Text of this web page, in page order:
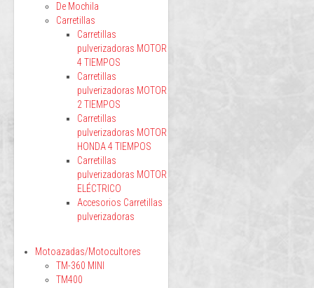
De Mochila
Carretillas
Carretillas
pulverizadoras MOTOR
4 TIEMPOS
Carretillas
pulverizadoras MOTOR
2 TIEMPOS
Carretillas
pulverizadoras MOTOR
HONDA 4 TIEMPOS
Carretillas
pulverizadoras MOTOR
ELÉCTRICO
Accesorios Carretillas
pulverizadoras
Motoazadas/Motocultores
TM-360 MINI
TM400